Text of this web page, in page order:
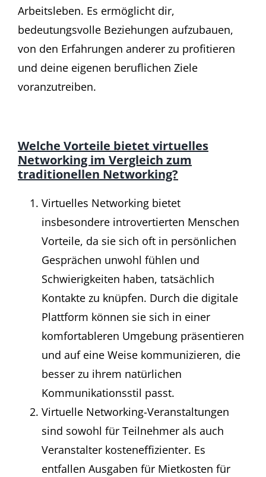
Arbeitsleben. Es ermöglicht dir,
bedeutungsvolle Beziehungen aufzubauen,
von den Erfahrungen anderer zu profitieren
und deine eigenen beruflichen Ziele
voranzutreiben.
Welche Vorteile bietet virtuelles
Networking im Vergleich zum
traditionellen Networking?
Virtuelles Networking bietet
insbesondere introvertierten Menschen
Vorteile, da sie sich oft in persönlichen
Gesprächen unwohl fühlen und
Schwierigkeiten haben, tatsächlich
Kontakte zu knüpfen. Durch die digitale
Plattform können sie sich in einer
komfortableren Umgebung präsentieren
und auf eine Weise kommunizieren, die
besser zu ihrem natürlichen
Kommunikationsstil passt.
Virtuelle Networking-Veranstaltungen
sind sowohl für Teilnehmer als auch
Veranstalter kosteneffizienter. Es
entfallen Ausgaben für Mietkosten für